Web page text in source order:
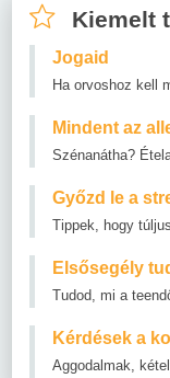
Kiemelt
Jogaid
Ha orvoshoz kell
Mindent az
Szénanátha?
Győzd le a
Tippek, hogy
Elsősegély
Tudod, mi a
Kérdések a
Aggodalmak,